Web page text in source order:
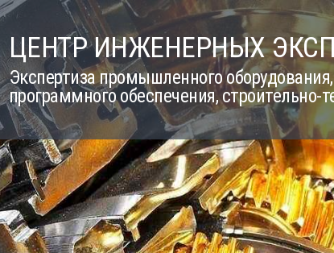
ЦЕНТР ИНЖЕНЕРНЫХ
Экспертиза промышленного
программного обеспечения, строительно-